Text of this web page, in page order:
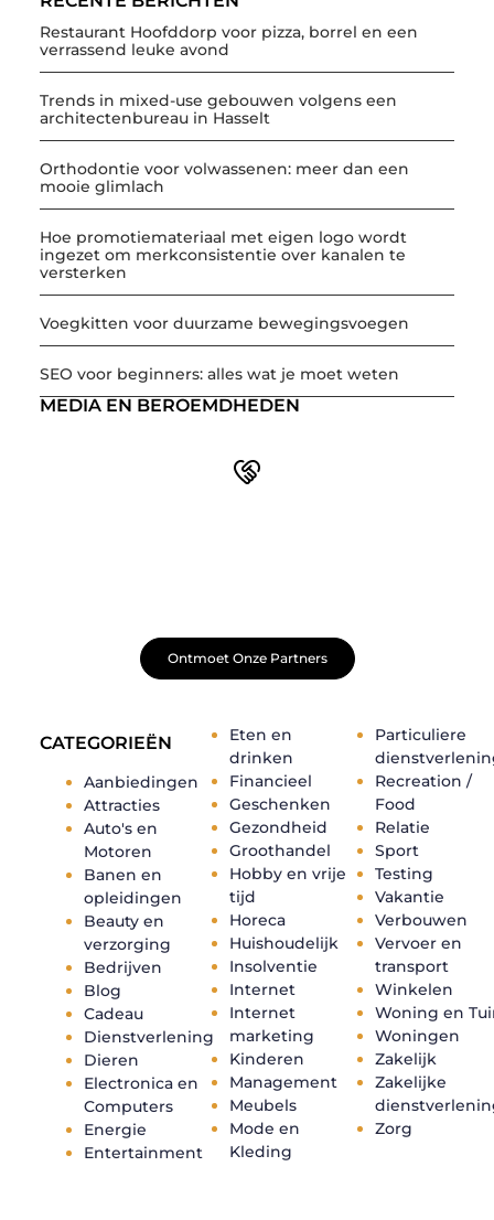
Restaurant Hoofddorp voor pizza, borrel en een
verrassend leuke avond
Trends in mixed-use gebouwen volgens een
architectenbureau in Hasselt
Orthodontie voor volwassenen: meer dan een
mooie glimlach
Hoe promotiemateriaal met eigen logo wordt
ingezet om merkconsistentie over kanalen te
versterken
Voegkitten voor duurzame bewegingsvoegen
SEO voor beginners: alles wat je moet weten
CATEGORIEËN
Aanbiedingen
Attracties
Auto's en
Motoren
Banen en
opleidingen
Beauty en
verzorging
Bedrijven
Blog
Cadeau
Dienstverlening
Dieren
Electronica en
Computers
Energie
Entertainment
Eten en
drinken
Financieel
Geschenken
Gezondheid
Groothandel
Hobby en vrije
tijd
Horeca
Huishoudelijk
Insolventie
Internet
Internet
marketing
Kinderen
Management
Meubels
Mode en
Kleding
Particuliere
Recreation /
Food
Relatie
Sport
Testing
Vakantie
Verbouwen
Vervoer en
transport
Winkelen
Woning en
Woningen
Zakelijk
Zakelijke
Zorg
MEDIA EN BEROEMDHEDEN
Ontmoet Onze Partners